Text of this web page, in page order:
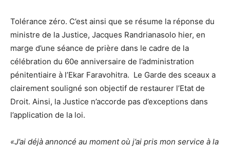
Tolérance zéro. C’est ainsi que se résume la réponse du
ministre de la Justice, Jacques Randrianasolo hier, en
marge d’une séance de prière dans le cadre de la
célébration du 60e anniversaire de l’administration
pénitentiaire à l’Ekar Faravohitra. Le Garde des sceaux a
clairement souligné son objectif de restaurer l’Etat de
Droit. Ainsi, la Justice n’accorde pas d’exceptions dans
l’application de la loi.
«J’ai déjà annoncé au moment où j’ai pris mon service à la